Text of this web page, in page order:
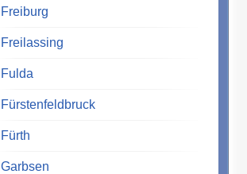
Freiburg
Freilassing
Fulda
Fürstenfeldbruck
Fürth
Garbsen